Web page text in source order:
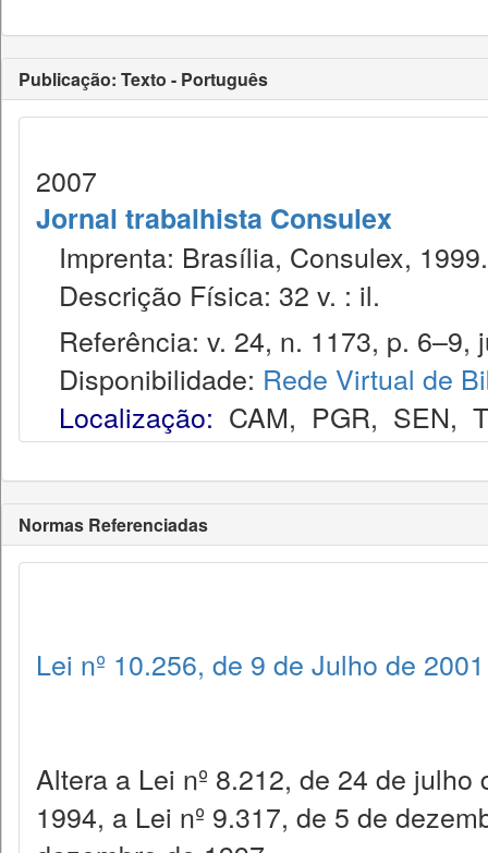
Publicação: Texto - Português
2007
Jornal trabalhista Consulex
Imprenta: Brasília, Consulex, 1999.
Descrição Física: 32 v. : il.
Referência: v. 24, n. 1173, p. 6–9,
Disponibilidade: Rede Virtual de
Localização: CAM, PGR, SEN,
Normas Referenciadas
Lei nº 10.256, de 9 de Julho de 2001
Altera a Lei nº 8.212, de 24 de
1994, a Lei nº 9.317, de 5 de